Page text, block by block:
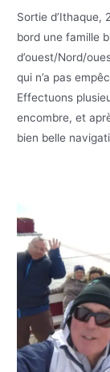
Sortie d’Ithaque,
bord une famille
d’ouest/Nord/
qui n’a pas
Effectuons
encombre, et
bien belle